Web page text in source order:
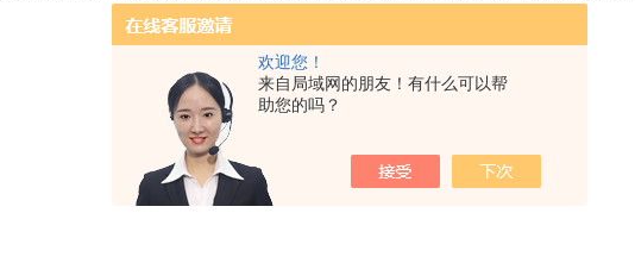
欢迎您！
来自局域网的朋友！有什么可以帮
助您的吗？